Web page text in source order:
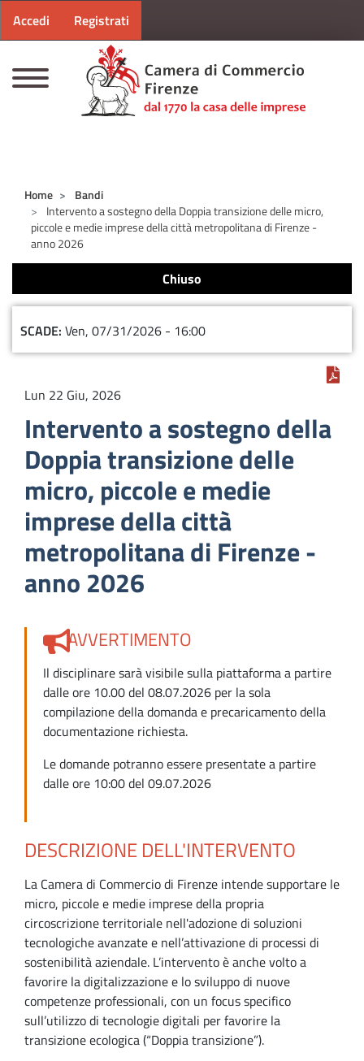
Menu profilo utente
Accedi Registrati
Home
Bandi
Intervento a sostegno della Doppia transizione delle micro,
piccole e medie imprese della città metropolitana di Firenze -
anno 2026
Chiuso
SCADE Ven, 07/31/2026 - 16:00
Lun 22 Giu, 2026
Intervento a sostegno della
Doppia transizione delle
micro, piccole e medie
imprese della città
metropolitana di Firenze -
anno 2026
AVVERTIMENTO
Il disciplinare sarà visibile sulla piattaforma a partire
dalle ore 10.00 del 08.07.2026 per la sola
compilazione della domanda e precaricamento della
documentazione richiesta.
Le domande potranno essere presentate a partire
dalle ore 10:00 del 09.07.2026
DESCRIZIONE DELL'INTERVENTO
La Camera di Commercio di Firenze intende supportare le
micro, piccole e medie imprese della propria
circoscrizione territoriale nell'adozione di soluzioni
tecnologiche avanzate e nell’attivazione di processi di
sostenibilità aziendale. L’intervento è anche volto a
favorire la digitalizzazione e lo sviluppo di nuove
competenze professionali, con un focus specifico
sull’utilizzo di tecnologie digitali per favorire la
transizione ecologica (“Doppia transizione”).